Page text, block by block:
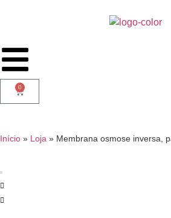
0
Início » Loja » Membrana osmose inversa,